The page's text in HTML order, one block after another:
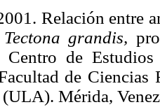
Relación entre
Tectona grandis,
Centro de
de Ciencias
(ULA). Mérida,